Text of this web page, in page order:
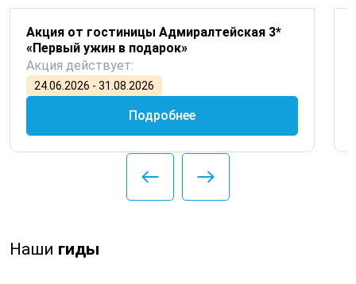
Акция от гостиницы Адмиралтейская 3*
«Первый ужин в подарок»
Акция действует:
24.06.2026 - 31.08.2026
Подробнее
Наши гиды